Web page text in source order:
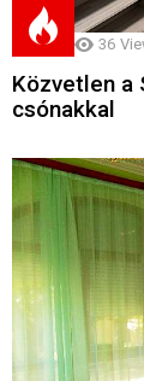
36
Közvetlen a
csónakkal